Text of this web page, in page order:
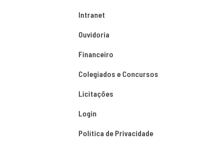
Intranet
Ouvidoria
Financeiro
Colegiados e Concursos
Licitações
Login
Política de Privacidade